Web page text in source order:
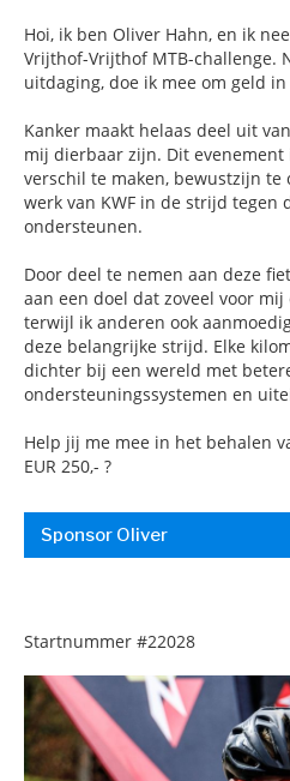
Hoi, ik ben Oliver Hahn, en ik
Vrijthof-Vrijthof MTB-challenge.
uitdaging, doe ik mee om geld in
Kanker maakt helaas deel uit
mij dierbaar zijn. Dit evenement
verschil te maken, bewustzijn te
werk van KWF in de strijd tegen
ondersteunen.
Door deel te nemen aan deze
aan een doel dat zoveel voor
terwijl ik anderen ook
deze belangrijke strijd. Elke
dichter bij een wereld met
ondersteuningssystemen en
Help jij me mee in het behalen
EUR 250,- ?
Sponsor Oliver
Startnummer #22028